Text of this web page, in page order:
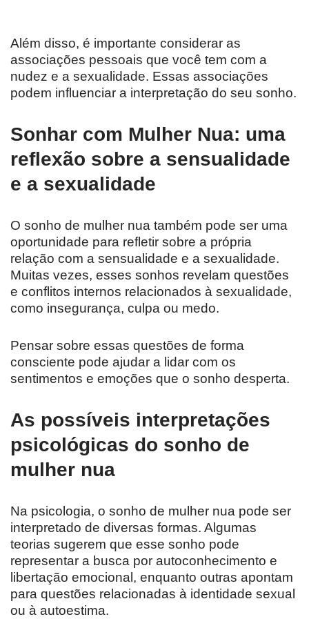
Além disso, é importante considerar as
associações pessoais que você tem com a
nudez e a sexualidade. Essas associações
podem influenciar a interpretação do seu sonho.
Sonhar com Mulher Nua: uma
reflexão sobre a sensualidade
e a sexualidade
O sonho de mulher nua também pode ser uma
oportunidade para refletir sobre a própria
relação com a sensualidade e a sexualidade.
Muitas vezes, esses sonhos revelam questões
e conflitos internos relacionados à sexualidade,
como insegurança, culpa ou medo.
Pensar sobre essas questões de forma
consciente pode ajudar a lidar com os
sentimentos e emoções que o sonho desperta.
As possíveis interpretações
psicológicas do sonho de
mulher nua
Na psicologia, o sonho de mulher nua pode ser
interpretado de diversas formas. Algumas
teorias sugerem que esse sonho pode
representar a busca por autoconhecimento e
libertação emocional, enquanto outras apontam
para questões relacionadas à identidade sexual
ou à autoestima.